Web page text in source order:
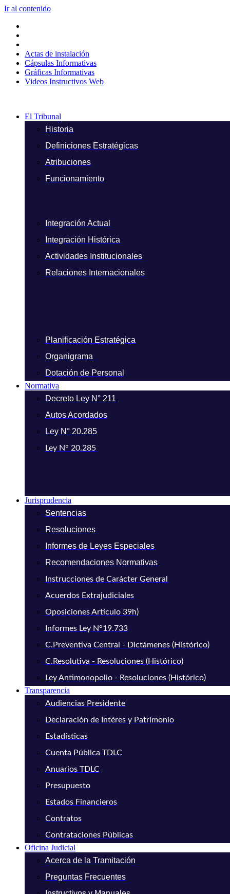
Ir al contenido
Actas de instalación
Cápsulas Informativas
Gráficas Informativas
Videos Instructivos Web
El Tribunal
Historia
Definiciones Estratégicas
Atribuciones
Funcionamiento
Integración Actual
Integración Histórica
Actividades Institucionales
Relaciones Internacionales
Planificación Estratégica
Organigrama
Dotación de Personal
Normativa
Decreto Ley N° 211
Autos Acordados
Ley N° 20.285
Ley N° 20.285
Jurisprudencia
Sentencias
Resoluciones
Informes de Leyes Especiales
Recomendaciones Normativas
Instrucciones de Carácter General
Acuerdos Extrajudiciales
Oposiciones Artículo 39h)
Informes Ley N°19.733
C.Preventiva Central - Dictámenes (Histórico)
C.Resolutiva - Resoluciones (Histórico)
Ley Antimonopolio - Resoluciones (Histórico)
Transparencia
Audiencias Presidente
Declaración de Intéres y Patrimonio
Estadísticas
Cuenta Pública TDLC
Anuarios TDLC
Presupuesto
Estados Financieros
Contratos
Contrataciones Públicas
Oficina Judicial
Acerca de la Tramitación
Preguntas Frecuentes